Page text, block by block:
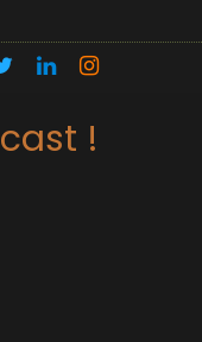
!